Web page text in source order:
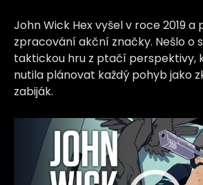
John Wick Hex vyšel v roce 2019
zpracování akční značky. Nešlo o
taktickou hru z ptačí perspektivy,
nutila plánovat každý pohyb jako
zabiják.